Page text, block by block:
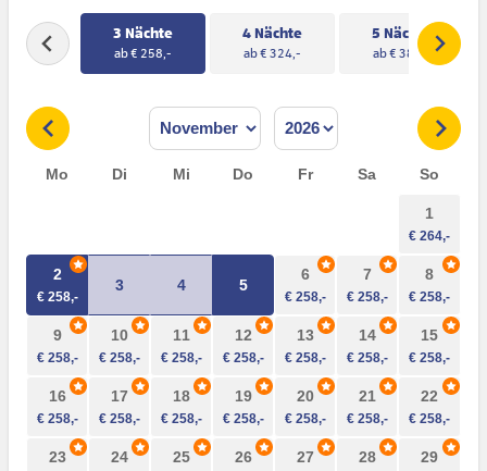
3 Nächte
ab € 258,-
4 Nächte
ab € 324,-
5 Nächte
ab € 384,-
Mo Di Mi Do Fr Sa So
1
2
3 4 5
6 7 8
9 10 11 12 13 14 15
16 17 18 19 20 21 22
23 24 25 26 27 28 29